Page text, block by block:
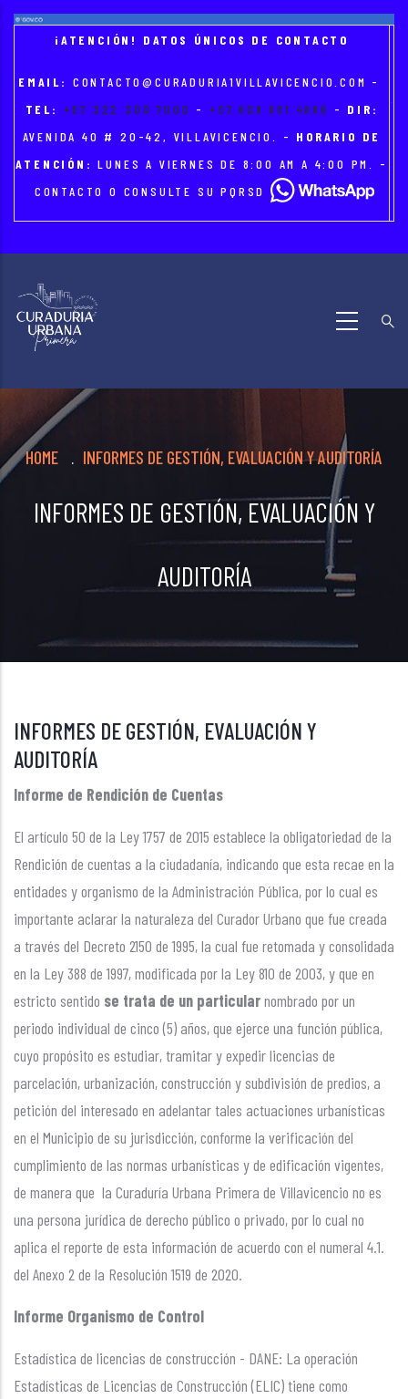
Skip
¡ATENCIÓN! DATOS ÚNICOS DE CONTACTO
EMAIL: CONTACTO@CURADURIA1VILLAVICENCIO.COM -
TEL:
+57 322 300 7000 - +57 608 681 4886 - DIR:
AVENIDA 40 # 20-42, VILLAVICENCIO. - HORARIO DE
ATENCIÓN: LUNES A VIERNES DE 8:00 AM A 4:00 PM. -
CONTACTO O CONSULTE SU PQRSD
Breadcrumb
HOME . INFORMES DE GESTIÓN, EVALUACIÓN Y AUDITORÍA
INFORMES DE GESTIÓN, EVALUACIÓN Y
AUDITORÍA
INFORMES DE GESTIÓN, EVALUACIÓN Y
AUDITORÍA
Informe de Rendición de Cuentas
El artículo 50 de la Ley 1757 de 2015 establece la obligatoriedad de la
Rendición de cuentas a la ciudadanía, indicando que esta recae en la
entidades y organismo de la Administración Pública, por lo cual es
importante aclarar la naturaleza del Curador Urbano que fue creada
a través del Decreto 2150 de 1995, la cual fue retomada y consolidada
en la Ley 388 de 1997, modificada por la Ley 810 de 2003, y que en
estricto sentido se trata de un particularnombrado por un
periodo individual de cinco (5) años, que ejerce una función pública,
cuyo propósito es estudiar, tramitar y expedir licencias de
parcelación, urbanización, construcción y subdivisión de predios, a
petición del interesado en adelantar tales actuaciones urbanísticas
en el Municipio de su jurisdicción, conforme la verificación del
cumplimiento de las normas urbanísticas y de edificación vigentes,
de manera que la Curaduría Urbana Primera de Villavicencio no es
una persona jurídica de derecho público o privado, por lo cual no
aplica el reporte de esta información de acuerdo con el numeral 4.1.
del Anexo 2 de la Resolución 1519 de 2020.
Informe Organismo de Control
Estadística de licencias de construcción - DANE: La operación
Estadísticas de Licencias de Construcción (ELIC) tiene como